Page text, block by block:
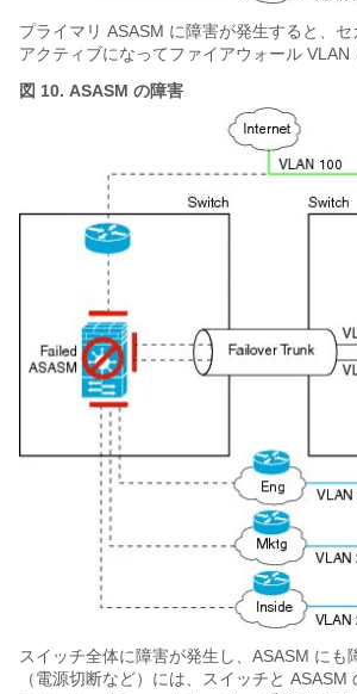
プライマリ ASASM に障害が発生すると、
アクティブになってファイアウォール VLAN
図 10. ASASM の障害
スイッチ全体に障害が発生し、ASASM にも
（電源切断など）には、スイッチと ASASM